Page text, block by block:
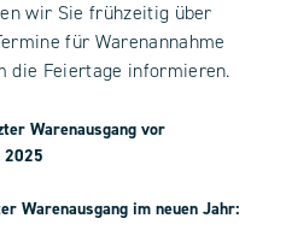
wir Sie frühzeitig über
für Warenannahme
die Feiertage informieren.
Warenausgang vor
2025
Warenausgang im neuen Jahr: